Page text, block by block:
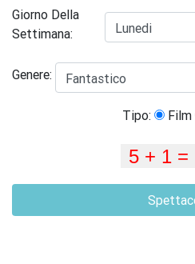
Giorno Della
Settimana:
Genere:
Tipo: Film